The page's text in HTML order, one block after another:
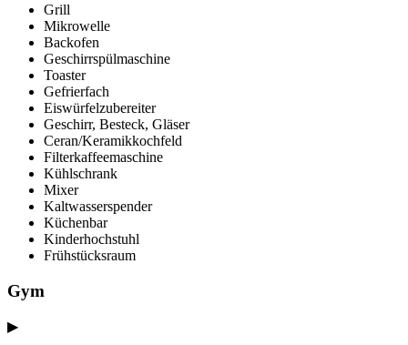
Grill
Mikrowelle
Backofen
Geschirrspülmaschine
Toaster
Gefrierfach
Eiswürfelzubereiter
Geschirr, Besteck, Gläser
Ceran/Keramikkochfeld
Filterkaffeemaschine
Kühlschrank
Mixer
Kaltwasserspender
Küchenbar
Kinderhochstuhl
Frühstücksraum
Gym
▶